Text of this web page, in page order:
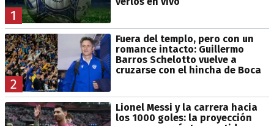
1
2
Fuera del templo, pero con un
romance intacto: Guillermo
Barros Schelotto vuelve a
cruzarse con el hincha de Boca
Lionel Messi y la carrera hacia
los 1000 goles: la proyección